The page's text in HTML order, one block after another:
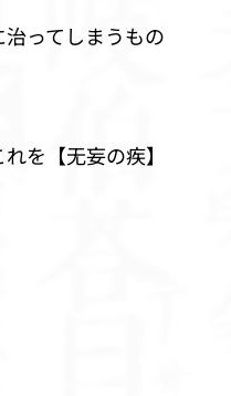
ってしまうもの
を【无妄の疾】